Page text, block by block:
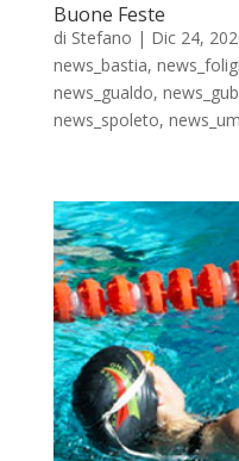
Buone Feste
di Stefano | Dic 24,
news_bastia,
news_gualdo,
news_spoleto,